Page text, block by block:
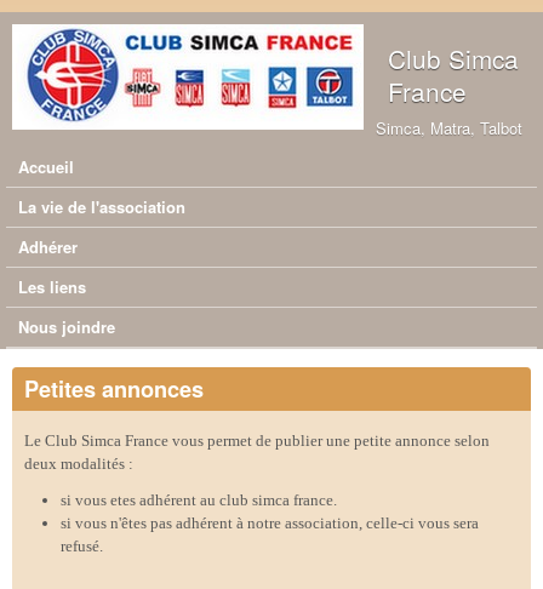
Aller au contenu principal
Club Simca
France
Simca, Matra, Talbot
Menu principal
Accueil
La vie de l'association
Adhérer
Les liens
Nous joindre
Petites annonces
Le Club Simca France vous permet de publier une petite annonce selon
deux modalités :
si vous etes adhérent au club simca france.
si vous n'êtes pas adhérent à notre association, celle-ci vous sera
refusé.